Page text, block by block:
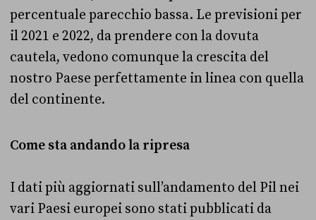
percentuale parecchio bassa. Le previsioni per
il 2021 e 2022, da prendere con la dovuta
cautela, vedono comunque la crescita del
nostro Paese perfettamente in linea con quella
del continente.
Come sta andando la ripresa
I dati più aggiornati sull’andamento del Pil nei
vari Paesi europei sono stati pubblicati da